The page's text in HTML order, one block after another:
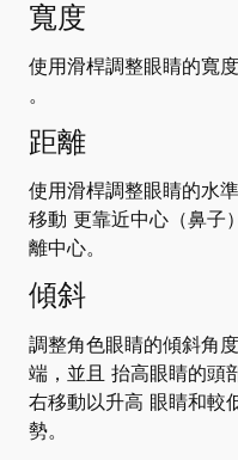
寬度
使用滑桿調整眼睛的寬
。
距離
使用滑桿調整眼睛的水
移動 更靠近中心（鼻子
離中心。
傾斜
調整角色眼睛的傾斜角
端，並且 抬高眼睛的頭
右移動以升高 眼睛和較
勢。